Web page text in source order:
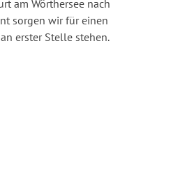
am Wörthersee nach
sorgen wir für einen
erster Stelle stehen.